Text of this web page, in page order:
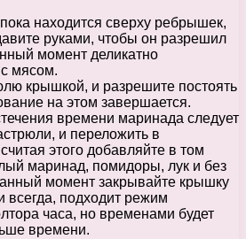
находится сверху ребрышек,
руками, чтобы он разрешил
момент деликатно
мясом.
крышкой, и разрешите постоять
на этом завершается.
времени маринада следует
и переложить в
этого добавляйте в том
маринад, помидоры, лук и без
момент закрывайте крышку
всегда, подходит режим
часа, но временами будет
времени.